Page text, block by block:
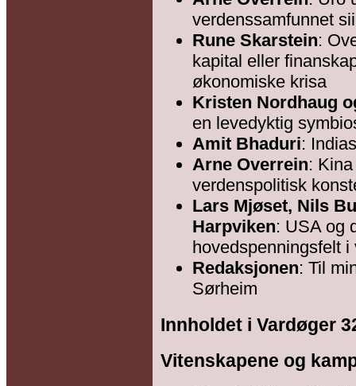
verdenssamfunnet
Rune Skarstein:
kapital eller
økonomiske krisa
Kristen Nordhaug
en levedyktig
Amit Bhaduri:
Arne Overrein:
verdenspolitisk
Lars Mjøset, Nils
Harpviken: USA og
hovedspenningsfelt
Redaksjonen: Til
Sørheim
Innholdet i Vardøger
Vitenskapene og